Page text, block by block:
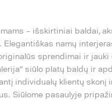
– išskirtiniai baldai,
Elegantiškas namų
sprendimai ir jauki
siūlo platų baldų ir
individualų klientų skonį
Siūlome pasaulyje